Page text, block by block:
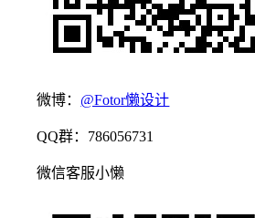
微博： @Fotor懒设计
QQ群：786056731
微信客服小懒